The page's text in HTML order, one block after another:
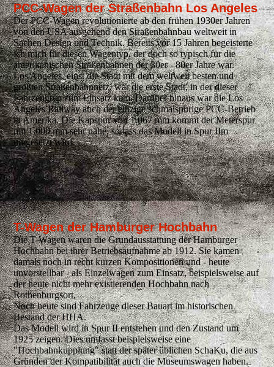
PCC-Wagen der Straßenbahn Los Angeles
Der PCC-Wagen revolutionierte ab den frühen 1930er Jahren
von den USA ausgehend den Straßenbahnbau weltweit in
Sachen Design und Technik. Bereits vor 15 Jahren begeisterte
ich mich für diesen Wagentyp, der doch so typisch für die
amerikanischen Straßenbahnen der 30er - 80er Jahre war.
Los Angeles, einst die Stadt mit dem weltweit besten und
größten Straßenbahnnetz, war die erste Stadt, in der dieser
Fahrzeugtyp zum Einsatz kam. Darüber hinaus war die Los
Angeles Railway auch der einzige schmalspurige PCC-Betrieb
in Amerika. Die Kapspur von 1.067 mm kommt der Meterspur
mit 1.000 mm sehr nahe, sodass das Modell in Spur IIm
umgesetzt wird.
.
T-Wagen der Hamburger Hochbahn
Die T-Wagen waren die Grundausstattung der Hamburger
Hochbahn bei ihrer Betriebsaufnahme ab 1912. Sie kamen
damals noch in recht kurzen Kompositionen und - heute
unvorstellbar - als Einzelwagen zum Einsatz, beispielsweise auf
der heute nicht mehr existierenden Hochbahn nach
Rothenburgsort.
Noch heute sind Fahrzeuge dieser Bauart im historischen
Bestand der HHA.
Das Modell wird in Spur II entstehen und den Zustand um
1925 zeigen. Dies umfasst beispielsweise eine
"Hochbahnkupplung" statt der später üblichen SchaKu, die aus
Gründen der Kompatibilität auch die Museumswagen haben.